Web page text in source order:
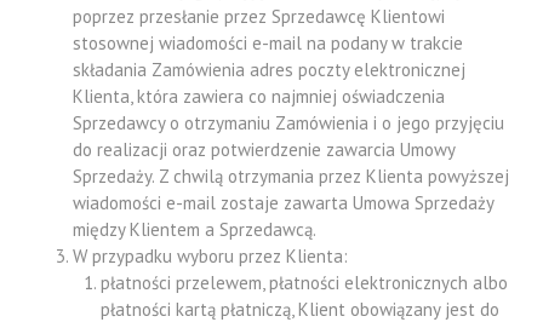
poprzez przesłanie przez Sprzedawcę Klientowi
stosownej wiadomości e-mail na podany w trakcie
składania Zamówienia adres poczty elektronicznej
Klienta, która zawiera co najmniej oświadczenia
Sprzedawcy o otrzymaniu Zamówienia i o jego przyjęciu
do realizacji oraz potwierdzenie zawarcia Umowy
Sprzedaży. Z chwilą otrzymania przez Klienta powyższej
wiadomości e-mail zostaje zawarta Umowa Sprzedaży
między Klientem a Sprzedawcą.
W przypadku wyboru przez Klienta:
płatności przelewem, płatności elektronicznych albo
płatności kartą płatniczą, Klient obowiązany jest do